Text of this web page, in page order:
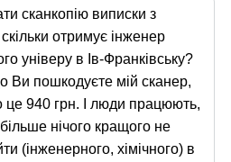
сканкопію виписки з
скільки отримує інженер
універу в Ів-Франківську?
Ви пошкодуєте мій сканер,
це 940 грн. І люди працюють,
нічого кращого не
(інженерного, хімічного) в